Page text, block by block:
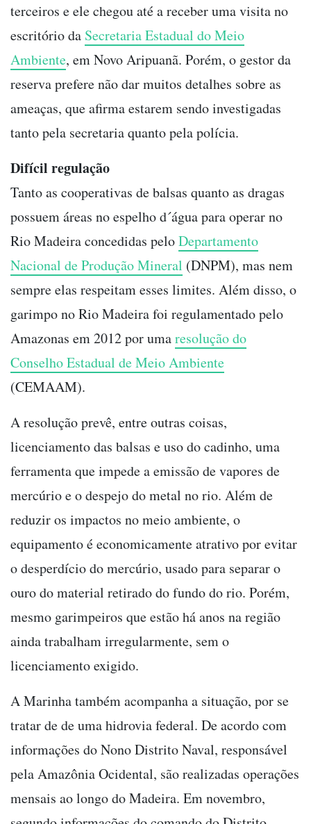
terceiros e ele chegou até a receber uma visita no
escritório da Secretaria Estadual do Meio
Ambiente, em Novo Aripuanã. Porém, o gestor da
reserva prefere não dar muitos detalhes sobre as
ameaças, que afirma estarem sendo investigadas
tanto pela secretaria quanto pela polícia.
Difícil regulação
Tanto as cooperativas de balsas quanto as dragas
possuem áreas no espelho d´água para operar no
Rio Madeira concedidas peloDepartamento
Nacional de Produção Mineral (DNPM), mas nem
sempre elas respeitam esses limites. Além disso, o
garimpo no Rio Madeira foi regulamentado pelo
Amazonas em 2012 por umaresolução do
Conselho Estadual de Meio Ambiente
(CEMAAM).
A resolução prevê, entre outras coisas,
licenciamento das balsas e uso do cadinho, uma
ferramenta que impede a emissão de vapores de
mercúrio e o despejo do metal no rio. Além de
reduzir os impactos no meio ambiente, o
equipamento é economicamente atrativo por evitar
o desperdício do mercúrio, usado para separar o
ouro do material retirado do fundo do rio. Porém,
mesmo garimpeiros que estão há anos na região
ainda trabalham irregularmente, sem o
licenciamento exigido.
A Marinha também acompanha a situação, por se
tratar de de uma hidrovia federal. De acordo com
informações do Nono Distrito Naval, responsável
pela Amazônia Ocidental, são realizadas operações
mensais ao longo do Madeira. Em novembro,